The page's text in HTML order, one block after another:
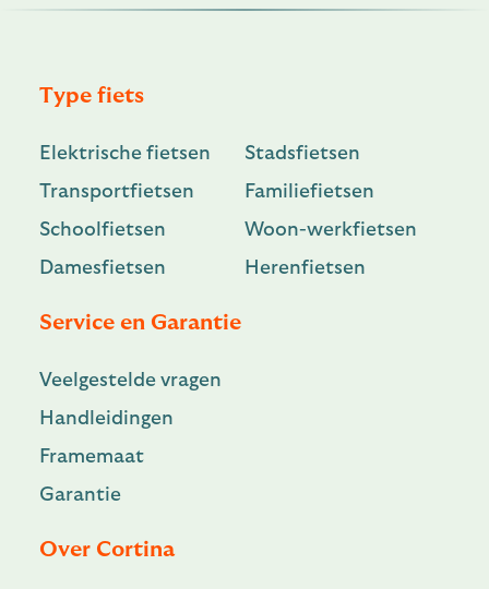
Type fiets
Elektrische fietsen
Stadsfietsen
Transportfietsen
Familiefietsen
Schoolfietsen
Woon-werkfietsen
Damesfietsen
Herenfietsen
Service en Garantie
Veelgestelde vragen
Handleidingen
Framemaat
Garantie
Over Cortina